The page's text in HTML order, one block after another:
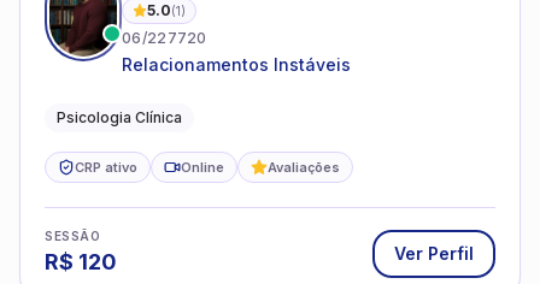
5.0(1)
06/227720
Relacionamentos Instáveis
Psicologia Clínica
CRP ativo Online Avaliações
SESSÃO
R$ 120 Ver Perfil